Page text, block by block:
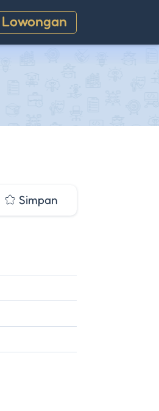
Simpan